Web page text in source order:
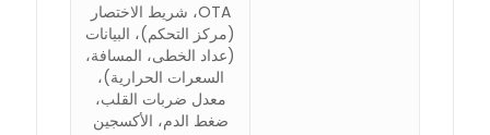
OTA، شريط الاختصار
(مركز التحكم)، البيانات
(عداد الخطى، المسافة،
السعرات الحرارية)،
معدل ضربات القلب،
ضغط الدم، الأكسجين